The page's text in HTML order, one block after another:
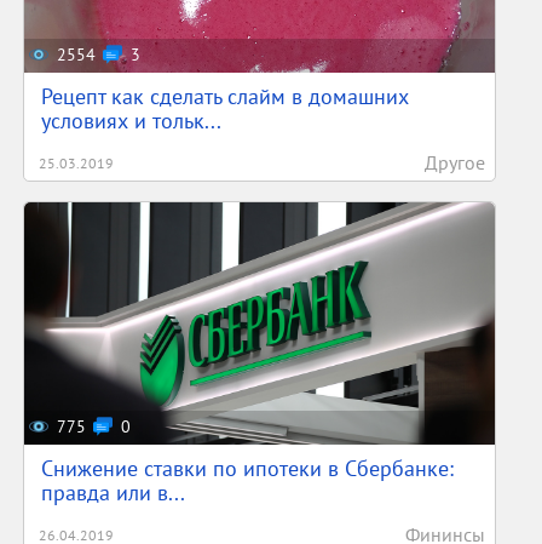
2554 3
Рецепт как сделать слайм в домашних
условиях и тольк...
25.03.2019 Другое
775 0
Снижение ставки по ипотеки в Сбербанке:
правда или в...
26.04.2019 Фининсы